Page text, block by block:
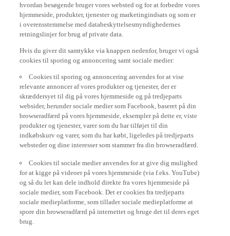
hvordan besøgende bruger vores websted og for at forbedre vores
hjemmeside, produkter, tjenester og marketingindsats og som er
i overensstemmelse med databeskyttelsesmyndighedernes
retningslinjer for brug af private data.
Hvis du giver dit samtykke via knappen nedenfor, bruger vi også
cookies til sporing og annoncering samt sociale medier:
Cookies til sporing og annoncering anvendes for at vise
relevante annoncer af vores produkter og tjenester, der er
skræddersyet til dig på vores hjemmeside og på tredjeparts
websider, herunder sociale medier som Facebook, baseret på din
browseradfærd på vores hjemmeside, eksempler på dette er, viste
produkter og tjenester, varer som du har tilføjet til din
indkøbskurv og varer, som du har købt, ligeledes på tredjeparts
websteder og dine interesser som stammer fra din browseradfærd.
Cookies til sociale medier anvendes for at give dig mulighed
for at kigge på videoer på vores hjemmeside (via f.eks. YouTube)
og så du let kan dele indhold direkte fra vores hjemmeside på
sociale medier, som Facebook. Det er cookies fra tredjeparts
sociale medieplatforme, som tillader sociale medieplatforme at
spore din browseradfærd på internettet og bruge det til deres eget
brug.